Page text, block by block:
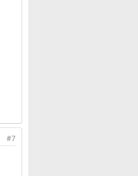
#7